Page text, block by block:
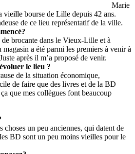
Marie
vieille bourse de Lille depuis 42 ans.
de ce lieu représentatif de la ville.
de brocante dans le Vieux-Lille et à
a été parmi les premiers à venir à
après il m’a proposé de venir.
le lieu ?
de la situation économique,
de faire que des livres et de la BD
que mes collègues font beaucoup
choses un peu anciennes, qui datent de
BD sont un peu moins vieilles pour le